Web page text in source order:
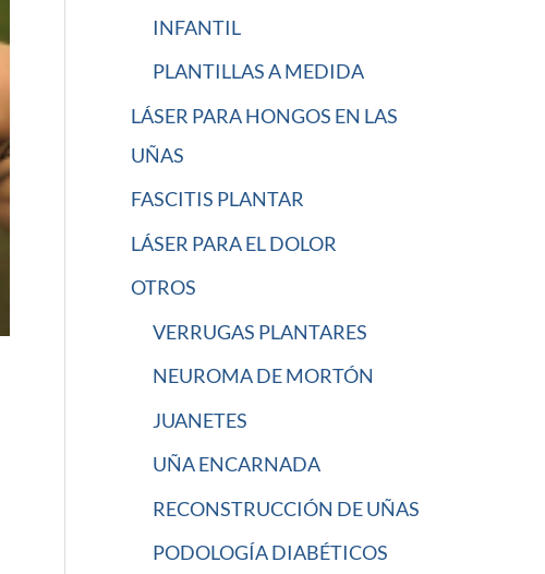
INFANTIL
PLANTILLAS A MEDIDA
LÁSER PARA HONGOS EN LAS
UÑAS
FASCITIS PLANTAR
LÁSER PARA EL DOLOR
OTROS
VERRUGAS PLANTARES
NEUROMA DE MORTÓN
JUANETES
UÑA ENCARNADA
RECONSTRUCCIÓN DE UÑAS
PODOLOGÍA DIABÉTICOS